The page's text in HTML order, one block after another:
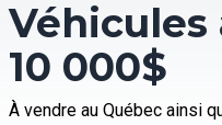
Véhicules
10 000$
À vendre au Québec ainsi